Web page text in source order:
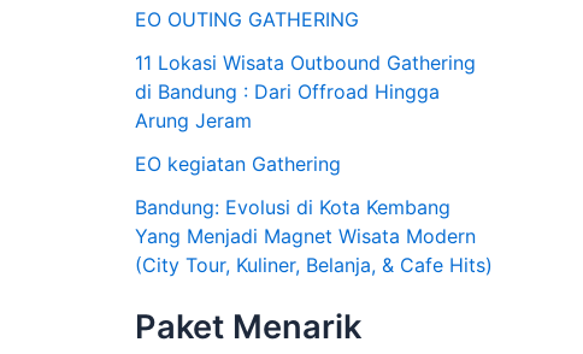
EO OUTING GATHERING
11 Lokasi Wisata Outbound Gathering
di Bandung : Dari Offroad Hingga
Arung Jeram
EO kegiatan Gathering
Bandung: Evolusi di Kota Kembang
Yang Menjadi Magnet Wisata Modern
(City Tour, Kuliner, Belanja, & Cafe Hits)
Paket Menarik